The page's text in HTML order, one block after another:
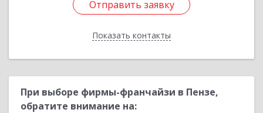
Отправить заявку
Показать контакты
Отправить заявку
Назад
При выборе фирмы-франчайзи в Пензе,
обратите внимание на: